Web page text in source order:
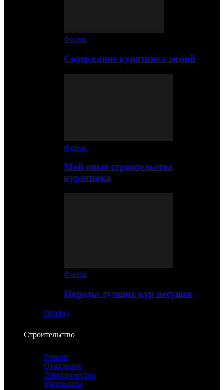
Ферма
Содержание курятника зимой
Ферма
Мой опыт строительства
курятника
Ферма
Породы лучших кур несушек
Огород
Строительство
Ремонт
Отопление
Электричество
Материалы